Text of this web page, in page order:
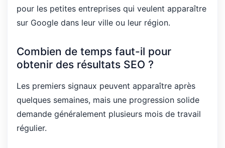
pour les petites entreprises qui veulent apparaître
sur Google dans leur ville ou leur région.
Combien de temps faut-il pour
obtenir des résultats SEO ?
Les premiers signaux peuvent apparaître après
quelques semaines, mais une progression solide
demande généralement plusieurs mois de travail
régulier.